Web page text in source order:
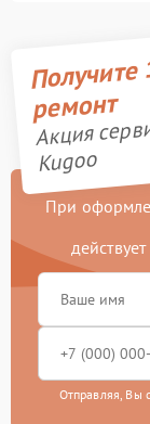
ремонт
Акция
Kugoo
При
Отправляя, Вы